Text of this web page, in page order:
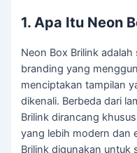
1. Apa Itu Neon
Neon Box Brilink
branding yang
menciptakan tampilan
dikenali. Berbeda dari
Brilink dirancang
yang lebih modern dan
Brilink digunakan untuk